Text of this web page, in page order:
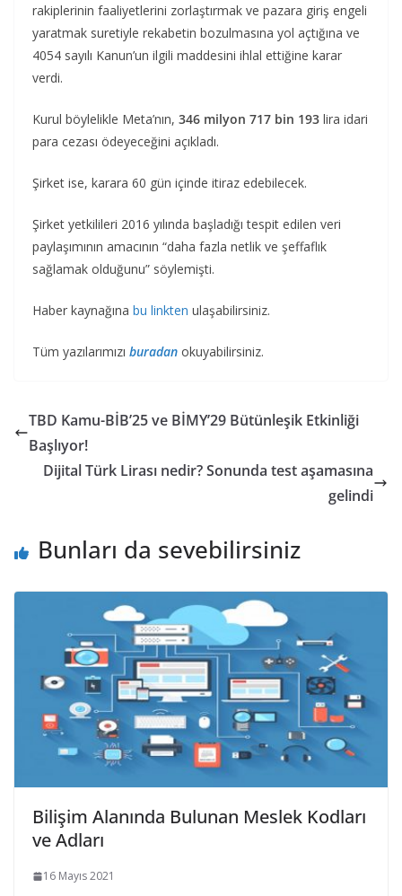
rakiplerinin faaliyetlerini zorlaştırmak ve pazara giriş engeli
yaratmak suretiyle rekabetin bozulmasına yol açtığına ve
4054 sayılı Kanun’un ilgili maddesini ihlal ettiğine karar
verdi.
Kurul böylelikle Meta’nın, 346 milyon 717 bin 193 lira idari
para cezası ödeyeceğini açıkladı.
Şirket ise, karara 60 gün içinde itiraz edebilecek.
Şirket yetkilileri 2016 yılında başladığı tespit edilen veri
paylaşımının amacının “daha fazla netlik ve şeffaflık
sağlamak olduğunu” söylemişti.
Haber kaynağına bu linkten ulaşabilirsiniz.
Tüm yazılarımızı buradan okuyabilirsiniz.
TBD Kamu-BİB’25 ve BİMY’29 Bütünleşik Etkinliği
Başlıyor!
Dijital Türk Lirası nedir? Sonunda test aşamasına
gelindi
Bunları da sevebilirsiniz
Bilişim Alanında Bulunan Meslek Kodları
ve Adları
16 Mayıs 2021